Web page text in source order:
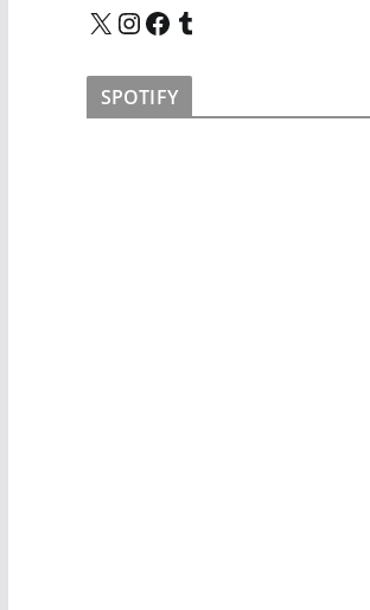
X InstagramFacebook Tumblr
SPOTIFY